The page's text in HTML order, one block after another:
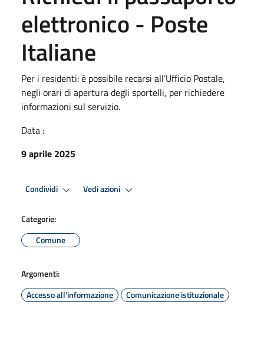
elettronico - Poste
Italiane
Per i residenti: è possibile recarsi all’Ufficio Postale,
negli orari di apertura degli sportelli, per richiedere
informazioni sul servizio.
Data :
9 aprile 2025
Condividi Vedi azioni
Categorie:
Comune
Argomenti:
Accesso all'informazione
Comunicazione istituzionale